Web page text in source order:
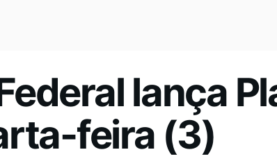
lança
feira (3)